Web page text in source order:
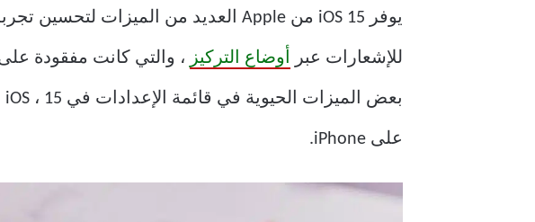
يوفر iOS 15 من Apple العديد من الميزات لتحسين تجربة استخدام iPhone. وتشمل هذه
للإشعارات عبر أوضاع التركيز
على iPhone.